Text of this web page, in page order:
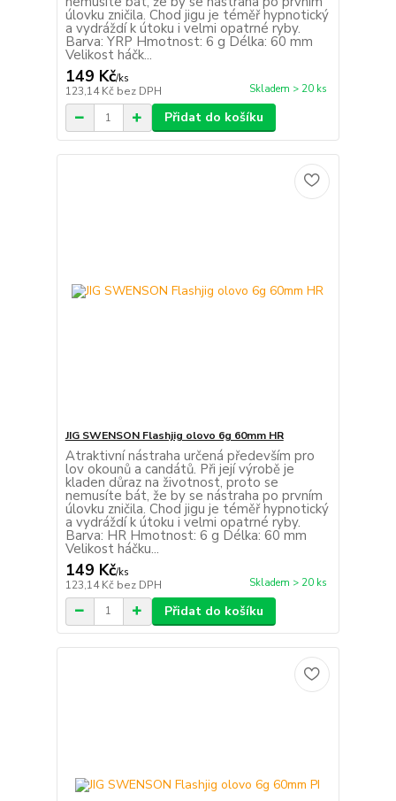
úlovku zničila. Chod jigu je téměř hypnotický
a vydráždí k útoku i velmi opatrné ryby.
Barva: YRP Hmotnost: 6 g Délka: 60 mm
Velikost háčk...
149 Kč/ks
123,14 Kč bez DPH Skladem > 20 ks
Přidat do košíku
JIG SWENSON Flashjig olovo 6g 60mm HR
Atraktivní nástraha určená především pro
lov okounů a candátů. Při její výrobě je
kladen důraz na životnost, proto se
nemusíte bát, že by se nástraha po prvním
úlovku zničila. Chod jigu je téměř hypnotický
a vydráždí k útoku i velmi opatrné ryby.
Barva: HR Hmotnost: 6 g Délka: 60 mm
Velikost háčku...
149 Kč/ks
123,14 Kč bez DPH Skladem > 20 ks
Přidat do košíku